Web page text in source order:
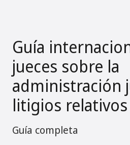
Guía
jueces sobre la
administración
litigios
Guía completa